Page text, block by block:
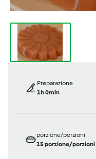
Preparazione
1h 0min
porzione/porzioni
15porzione/porzioni